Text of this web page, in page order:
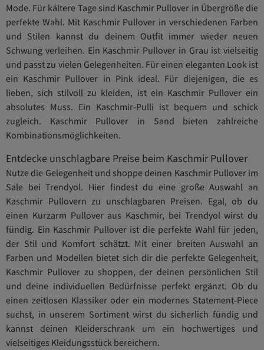
Mode. Für kältere Tage sind Kaschmir Pullover in Übergröße die
perfekte Wahl. Mit Kaschmir Pullover in verschiedenen Farben
und Stilen kannst du deinem Outfit immer wieder neuen
Schwung verleihen. Ein Kaschmir Pullover in Grau ist vielseitig
und passt zu vielen Gelegenheiten. Für einen eleganten Look ist
ein Kaschmir Pullover in Pink ideal. Für diejenigen, die es
lieben, sich stilvoll zu kleiden, ist ein Kaschmir Pullover ein
absolutes Muss. Ein Kaschmir-Pulli ist bequem und schick
zugleich. Kaschmir Pullover in Sand bieten zahlreiche
Kombinationsmöglichkeiten.
Entdecke unschlagbare Preise beim Kaschmir Pullover
Nutze die Gelegenheit und shoppe deinen Kaschmir Pullover im
Sale bei Trendyol. Hier findest du eine große Auswahl an
Kaschmir Pullovern zu unschlagbaren Preisen. Egal, ob du
einen Kurzarm Pullover aus Kaschmir, bei Trendyol wirst du
fündig. Ein Kaschmir Pullover ist die perfekte Wahl für jeden,
der Stil und Komfort schätzt. Mit einer breiten Auswahl an
Farben und Modellen bietet sich dir die perfekte Gelegenheit,
Kaschmir Pullover zu shoppen, der deinen persönlichen Stil
und deine individuellen Bedürfnisse perfekt ergänzt. Ob du
einen zeitlosen Klassiker oder ein modernes Statement-Piece
suchst, in unserem Sortiment wirst du sicherlich fündig und
kannst deinen Kleiderschrank um ein hochwertiges und
vielseitiges Kleidungsstück bereichern.